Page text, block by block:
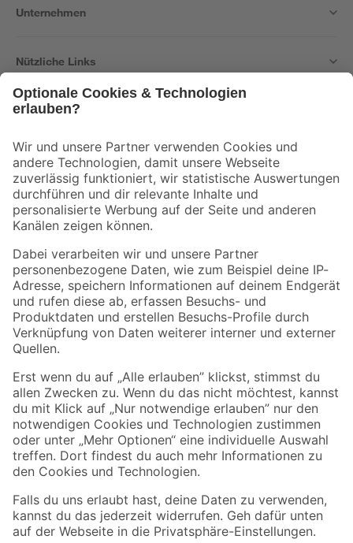
Unternehmen
Nützliche Links
Der toom Newsletter: Keine Angebote und Aktionen mehr verpassen!
Zur Newsletter Anmeldung
Folge uns
Zahlungsarten Versandarten
Sicher einkaufen
Jetzt die toom-App herunterladen
Alle Preisangaben in EUR inkl. gesetzl. MwSt.. Die dargestellten Angebote sind unter
Umständen nicht in allen Märkten verfügbar. Die angegebenen Verfügbarkeiten beziehen